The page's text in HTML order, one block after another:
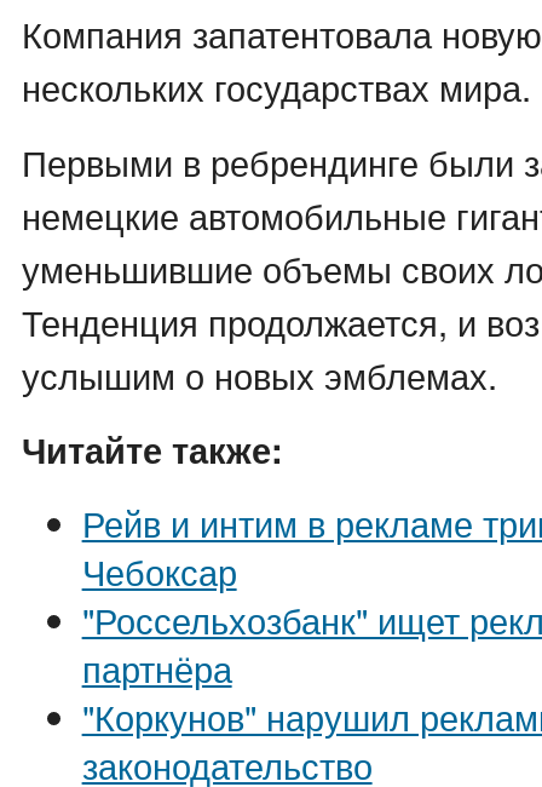
Компания запатентовала
нескольких государствах мира.
Первыми в ребрендинге были
немецкие автомобильные
уменьшившие объемы своих
Тенденция продолжается, и
услышим о новых эмблемах.
Читайте также:
Рейв и интим в рекламе
Чебоксар
"Россельхозбанк" ищет
партнёра
"Коркунов" нарушил
законодательство